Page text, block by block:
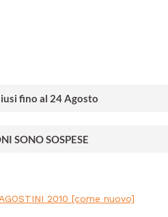
fino al 24 Agosto
SONO SOSPESE
2010 [come nuovo]